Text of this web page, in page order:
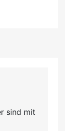
sind mit